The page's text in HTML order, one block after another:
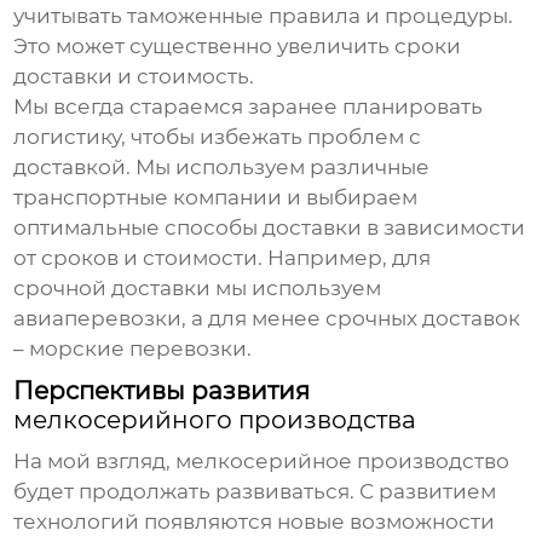
учитывать таможенные правила и процедуры.
Это может существенно увеличить сроки
доставки и стоимость.
Мы всегда стараемся заранее планировать
логистику, чтобы избежать проблем с
доставкой. Мы используем различные
транспортные компании и выбираем
оптимальные способы доставки в зависимости
от сроков и стоимости. Например, для
срочной доставки мы используем
авиаперевозки, а для менее срочных доставок
– морские перевозки.
Перспективы развития
мелкосерийного производства
На мой взгляд, мелкосерийное производство
будет продолжать развиваться. С развитием
технологий появляются новые возможности